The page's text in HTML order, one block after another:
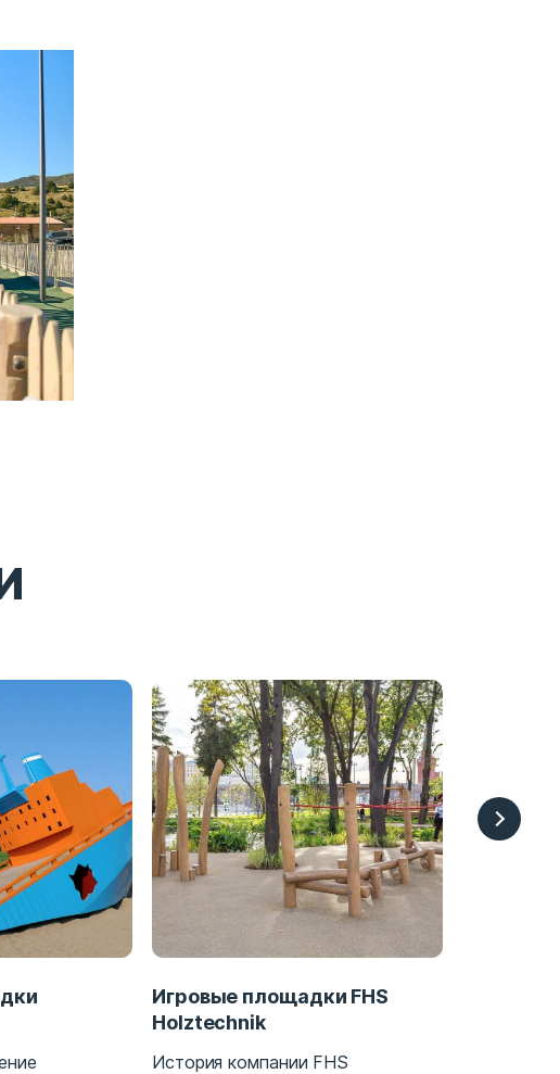
Игровые площадки FHS
Holztechnik
История компании FHS